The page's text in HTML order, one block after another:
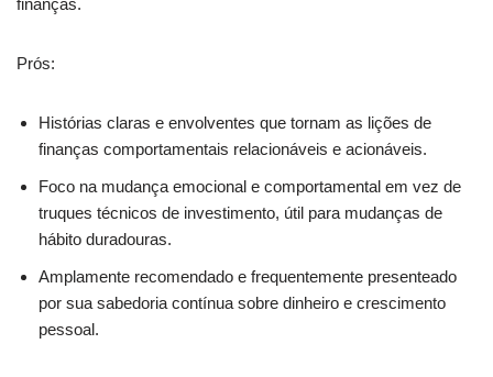
Prós:
Histórias claras e envolventes que tornam as lições de
finanças comportamentais relacionáveis e acionáveis.
Foco na mudança emocional e comportamental em vez de
truques técnicos de investimento, útil para mudanças de
hábito duradouras.
Amplamente recomendado e frequentemente presenteado
por sua sabedoria contínua sobre dinheiro e crescimento
pessoal.